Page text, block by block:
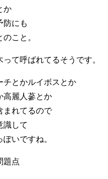
か
防にも
こと。
て呼ばれてるそうです。
チとかルイボスとか
高麗人蔘とか
まれてるので
識して
いですね。
題点